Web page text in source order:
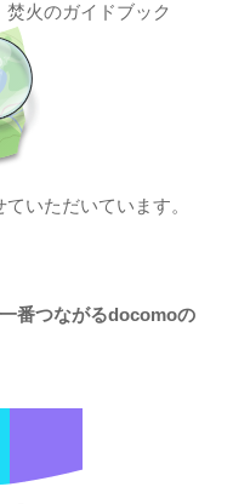
焚火のガイドブック
いただいています。
番つながるdocomoの